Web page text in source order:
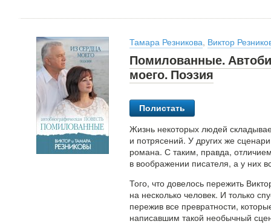
Тамара Резникова, Виктор
Помилованные.
моего. Поэзия
Полистать
Жизнь некоторых людей
и потрясений. У других же
романа. С таким, правда,
в воображении писателя, а у них
Того, что довелось пережить
на несколько человек. И только
пережив все превратности,
написавшим такой необычный